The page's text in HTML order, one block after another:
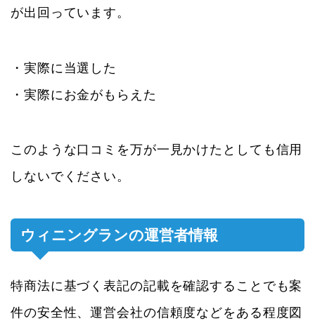
が出回っています。
・実際に当選した
・実際にお金がもらえた
このような口コミを万が一見かけたとしても信用
しないでください。
ウィニングランの運営者情報
特商法に基づく表記の記載を確認することでも案
件の安全性、運営会社の信頼度などをある程度図